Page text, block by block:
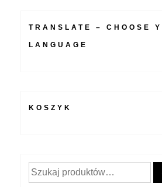
TRANSLATE – CHOOSE
LANGUAGE
KOSZYK
Szukaj: